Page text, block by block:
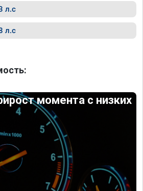
л.с
л.с
момента с низких